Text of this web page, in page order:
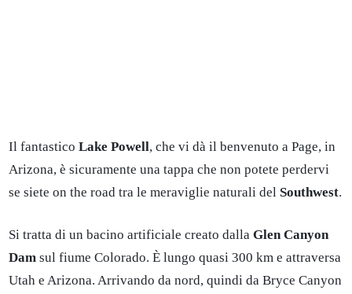
Il fantastico Lake Powell, che vi dà il benvenuto a Page, in
Arizona, è sicuramente una tappa che non potete perdervi
se siete on the road tra le meraviglie naturali del Southwest.
Si tratta di un bacino artificiale creato dalla Glen Canyon
Dam sul fiume Colorado. È lungo quasi 300 km e attraversa
Utah e Arizona. Arrivando da nord, quindi da Bryce Canyon